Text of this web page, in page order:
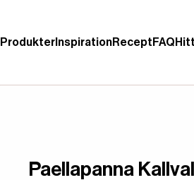
ProdukterInspirationRecept FAQ
Paellapanna